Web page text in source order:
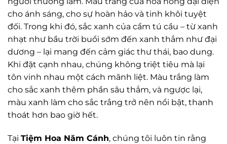
cho ánh sáng, cho sự hoàn hảo và tinh khôi tuyệt
đối. Trong khi đó, sắc xanh của cẩm tú cầu – từ xanh
nhạt như bầu trời buổi sớm đến xanh thẳm như đại
dương – lại mang đến cảm giác thư thái, bao dung.
Khi đặt cạnh nhau, chúng không triệt tiêu mà lại
tôn vinh nhau một cách mãnh liệt. Màu trắng làm
cho sắc xanh thêm phần sâu thẳm, và ngược lại,
màu xanh làm cho sắc trắng trở nên nổi bật, thanh
thoát hơn bao giờ hết.
Tại Tiệm Hoa Năm Cánh, chúng tôi luôn tin rằng